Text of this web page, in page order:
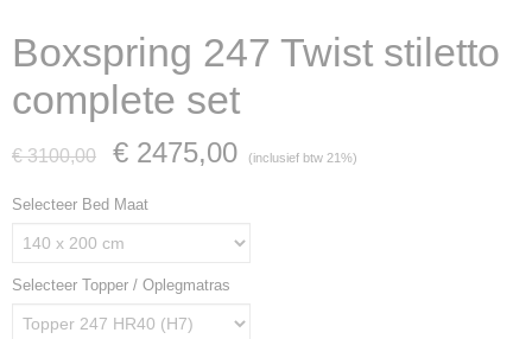
Boxspring 247 Twist stiletto
complete set
€ 3100,00 € 2475,00 (inclusief btw 21%)
Selecteer Bed Maat
Selecteer Topper / Oplegmatras